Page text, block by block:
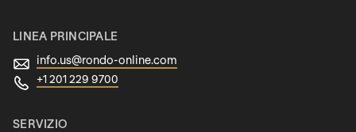
LINEA PRINCIPALE
info.us@rondo-online.com
+1 201 229 9700
SERVIZIO